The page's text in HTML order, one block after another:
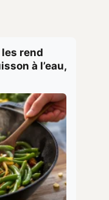
rend
à l’eau,